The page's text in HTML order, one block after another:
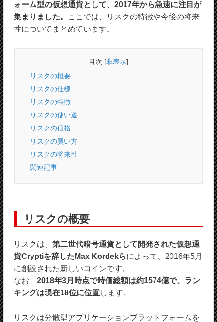
ォーム型の仮想通貨として、2017年から急速に注目が
集まりました。
ここでは、リスクの特徴や今後の将来
性についてまとめています。
目次 [非表示]
リスクの概要
リスクの仕様
リスクの特徴
リスクの使い道
リスクの価格
リスクの買い方
リスクの将来性
関連記事
リスクの概要
リスクは、 第二世代暗号通貨として開発された仮想通
貨Cryptiを辞したMax Kordekらによって、2016年5月
に創設された新しいコインです。
なお、 2018年3月時点で時価総額は約1574億で、ラン
キングは現在18位に位置します。
リスクは分散型アプリケーションプラットフォームを